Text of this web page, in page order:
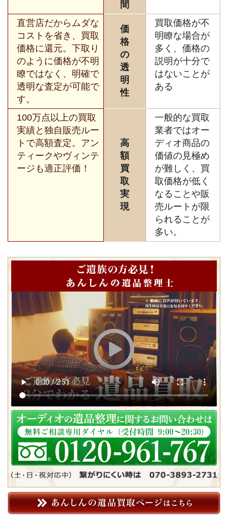
間
直営店だからムダな
コストを省き、買取
価格に還元。下取り
のように価格が不明
瞭ではなく、明確で
透明な査定が可能で
す。
価
格
の
透
明
性
買取価格が不
明瞭な場合が
多く、価格の
説明が十分で
はないことが
ある
100万点以上の買取
実績と独自販売ルー
トで高額査定。アン
ティークやヴィンテ
ージも適正評価！
高
額
買
取
実
現
一般的な買取
業者ではオー
ディオ商品の
価値の見極め
が難しく、買
取価格が低く
なることや販
売ルートが限
られることが
多い。